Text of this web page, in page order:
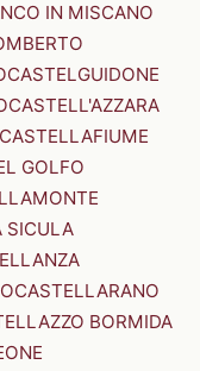
IN MISCANO
CASTELGUIDONE
CASTELL'AZZARA
CASTELLAFIUME
GOLFO
SICULA
CASTELLARANO
BORMIDA